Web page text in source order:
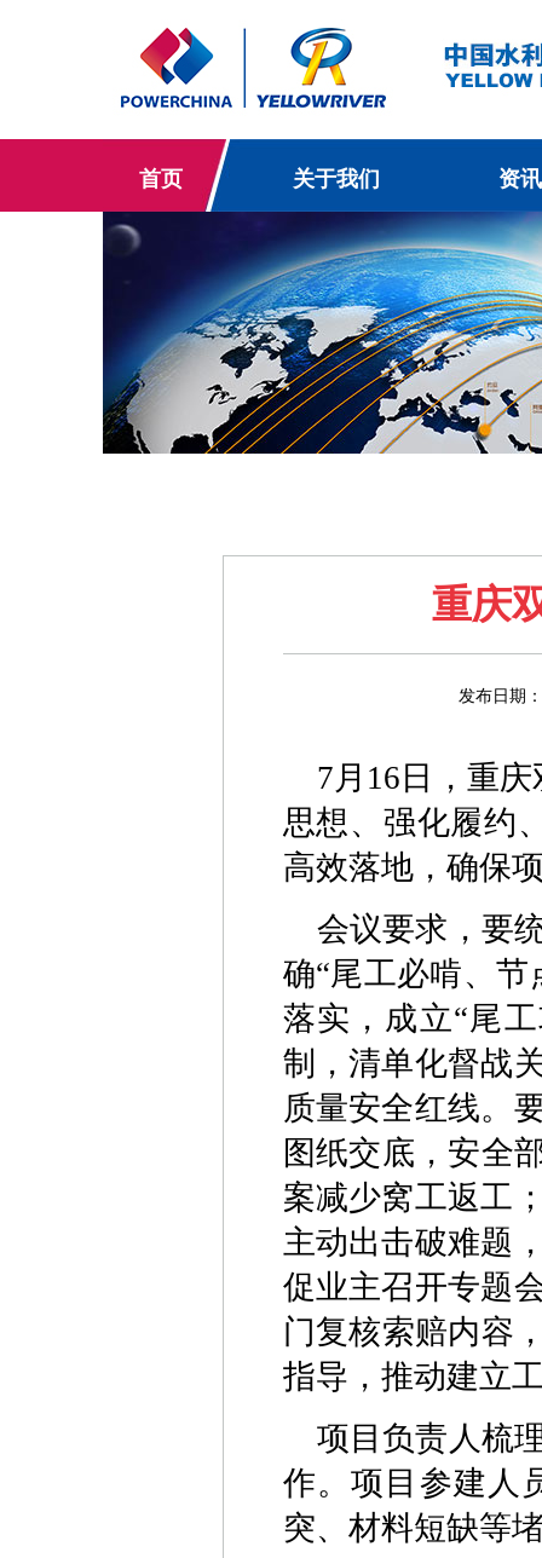
首页 关于我们 资
重庆
发布日期
7月16日，重
思想、强化履约
高效落地，确保
会议要求，要
确“尾工必啃、
落实，成立“尾
制，清单化督战
质量安全红线。
图纸交底，安全
案减少窝工返工
主动出击破难题
促业主召开专题
门复核索赔内容
指导，推动建立
项目负责人梳
作。项目参建人
突、材料短缺等